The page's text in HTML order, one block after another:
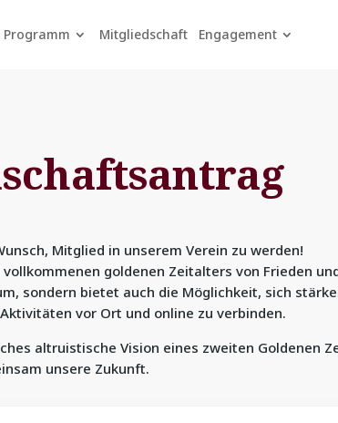
Programm Mitgliedschaft Engagement
Mitglied in unserem Verein zu werden!
goldenen Zeitalters von Frieden
sondern bietet auch die Möglichkeit, sich
vor Ort und online zu verbinden.
altruistische Vision eines zweiten Goldenen
unsere Zukunft.